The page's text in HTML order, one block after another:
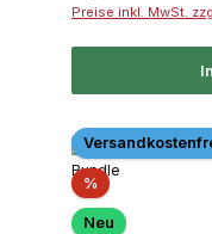
Preise inkl. MwSt.
%Rabatt
Neu